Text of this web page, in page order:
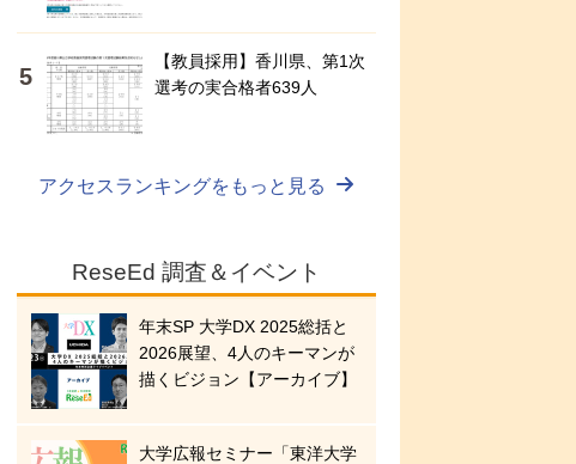
【教員採用】香川県、第1次
選考の実合格者639人
アクセスランキングをもっと見る
ReseEd 調査＆イベント
年末SP 大学DX 2025総括と
2026展望、4人のキーマンが
描くビジョン【アーカイブ】
大学広報セミナー「東洋大学